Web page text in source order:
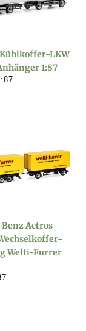
Kühlkoffer-LKW
1:87
Actros
Welti-Furrer